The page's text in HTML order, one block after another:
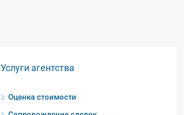
Услуги агентства
Оценка стоимости